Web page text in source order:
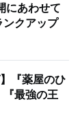
にあわせて
ンクアップ
『薬屋のひ
『最強の王